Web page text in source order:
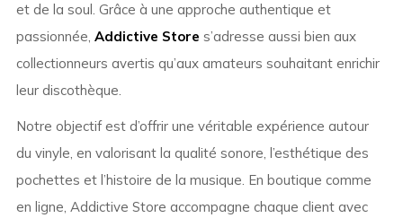
et de la soul. Grâce à une approche authentique et
passionnée, Addictive Store s’adresse aussi bien aux
collectionneurs avertis qu’aux amateurs souhaitant enrichir
leur discothèque.
Notre objectif est d’offrir une véritable expérience autour
du vinyle, en valorisant la qualité sonore, l’esthétique des
pochettes et l’histoire de la musique. En boutique comme
en ligne, Addictive Store accompagne chaque client avec